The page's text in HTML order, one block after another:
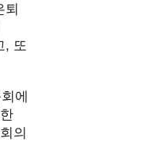
퇴
, 또
에
의